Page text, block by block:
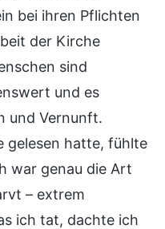
bei ihren Pflichten
der Kirche
sind
und es
und Vernunft.
gelesen hatte, fühlte
war genau die Art
– extrem
ich tat, dachte ich